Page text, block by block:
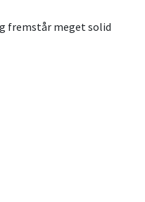
fremstår meget solid